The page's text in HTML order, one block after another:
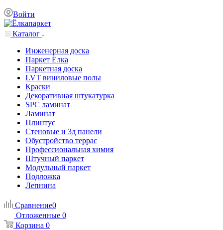
Войти
Каталог
Инженерная доска
Паркет Ёлка
Паркетная доска
LVT виниловые полы
Краски
Декоративная штукатурка
SPC ламинат
Ламинат
Плинтус
Стеновые и 3д панели
Обустройство террас
Профессиональная химия
Штучный паркет
Модульный паркет
Подложка
Лепнина
Сравнение0
Отложенные 0
Корзина 0